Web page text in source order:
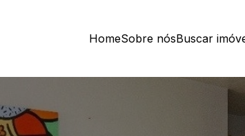
HomeSobre nósBuscar